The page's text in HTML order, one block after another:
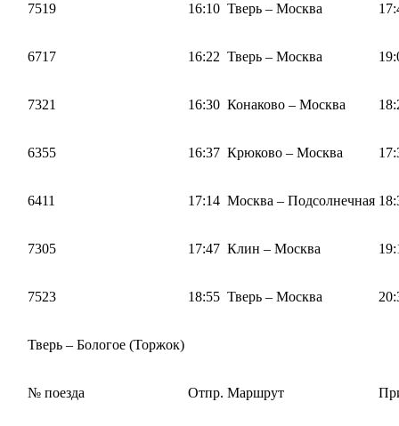
7519 16:10 Тверь – Москва
6717 16:22 Тверь – Москва
7321 16:30 Конаково – Москва
6355 16:37 Крюково – Москва
6411 17:14 Москва – Подсолнечная
7305 17:47 Клин – Москва
7523 18:55 Тверь – Москва
Тверь – Бологое (Торжок)
№ поезда Отпр. Маршрут